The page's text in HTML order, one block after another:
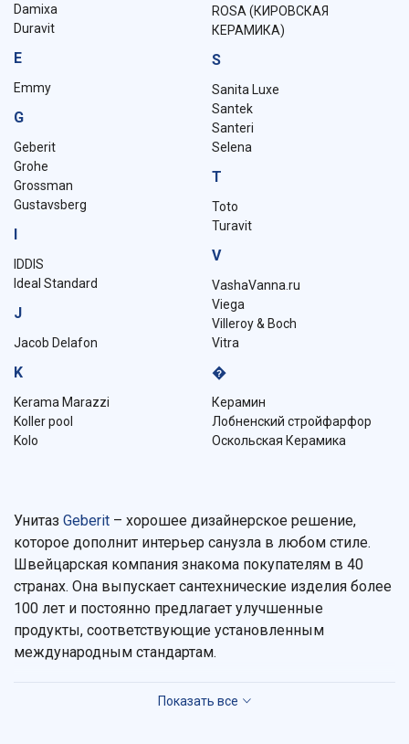
Damixa
Duravit
E
Emmy
G
Geberit
Grohe
Grossman
Gustavsberg
I
IDDIS
Ideal Standard
J
Jacob Delafon
K
Kerama Marazzi
Koller pool
Kolo
ROSA (КИРОВСКАЯ
КЕРАМИКА)
S
Sanita Luxe
Santek
Santeri
Selena
T
Toto
Turavit
V
VashaVanna.ru
Viega
Villeroy & Boch
Vitra
�
Керамин
Лобненский стройфарфор
Оскольская Керамика
Унитаз Geberit – хорошее дизайнерское решение,
которое дополнит интерьер санузла в любом стиле.
Швейцарская компания знакома покупателям в 40
странах. Она выпускает сантехнические изделия более
100 лет и постоянно предлагает улучшенные
продукты, соответствующие установленным
международным стандартам.
Достоинства сантехники из Швейцарии